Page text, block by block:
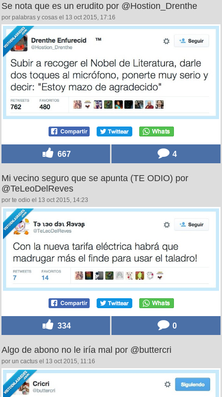
Se nota que es un erudito por @Hostion_Drenthe
por palabras y cosas el 13 oct 2015, 17:16
667 4
Mi vecino seguro que se apunta (TE ODIO) por
@TeLeoDelReves
por te odio el 13 oct 2015, 14:23
334 0
Algo de abono no le iría mal por @buttercri
por un cactus el 13 oct 2015, 11:16